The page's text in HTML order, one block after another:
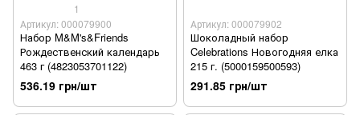
1
Артикул: 000079900
Набор M&M's&Friends
Рождественский календарь
463 г (4823053701122)
536.19 грн/шт
Артикул: 000079902
Шоколадный набор
Celebrations Новогодняя елка
215 г. (5000159500593)
291.85 грн/шт